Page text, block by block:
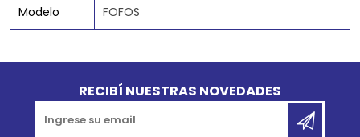
Modelo FOFOS
RECIBÍ NUESTRAS NOVEDADES